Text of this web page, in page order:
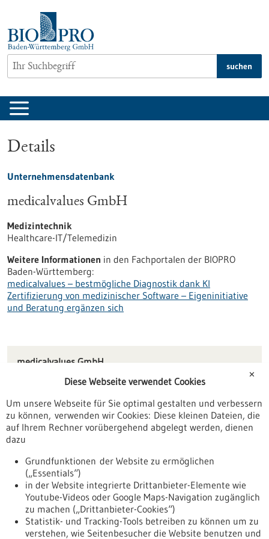
springen
suchen
Details
Unternehmensdatenbank
medicalvalues GmbH
Medizintechnik
Healthcare-IT/Telemedizin
Weitere Informationen in den Fachportalen der BIOPRO
Baden-Württemberg:
medicalvalues – bestmögliche Diagnostik dank KI
Zertifizierung von medizinischer Software – Eigeninitiative
und Beratung ergänzen sich
medicalvalues GmbH
76131 Karlsruhe
kontakt(at)medicalvalues.de
www.medicalvalues.de
Zurück zur Ergebnisliste
✕
Diese Webseite verwendet Cookies
Um unsere Webseite für Sie optimal gestalten und verbessern
zu können, verwenden wir Cookies: Diese kleinen Dateien, die
auf Ihrem Rechner vorübergehend abgelegt werden, dienen
dazu
Grundfunktionen der Website zu ermöglichen
(„Essentials“)
in der Website integrierte Drittanbieter-Elemente wie
Youtube-Videos oder Google Maps-Navigation zugänglich
zu machen („Drittanbieter-Cookies“)
Statistik- und Tracking-Tools betreiben zu können um zu
verstehen, wie Seitenbesucher die Website benutzen und